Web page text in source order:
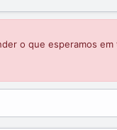
o que esperamos